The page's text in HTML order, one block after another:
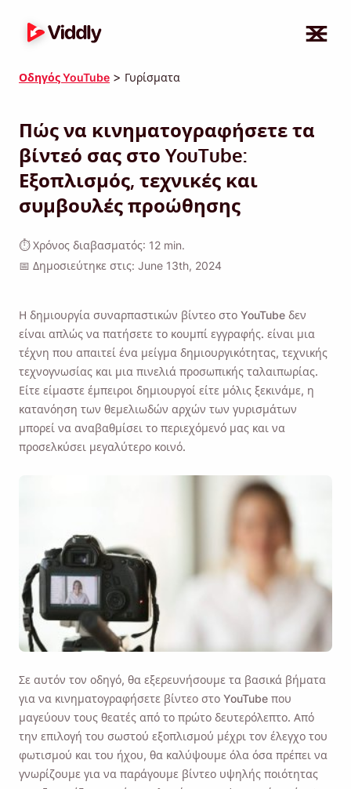
Οδηγός YouTube > Γυρίσματα
Πώς να κινηματογραφήσετε τα
βίντεό σας στο YouTube:
Εξοπλισμός, τεχνικές και
συμβουλές προώθησης
⏱ Χρόνος διαβασματός: 12 min.
📅 Δημοσιεύτηκε στις: June 13th, 2024
Η δημιουργία συναρπαστικών βίντεο στο YouTube δεν
είναι απλώς να πατήσετε το κουμπί εγγραφής. είναι μια
τέχνη που απαιτεί ένα μείγμα δημιουργικότητας, τεχνικής
τεχνογνωσίας και μια πινελιά προσωπικής ταλαιπωρίας.
Είτε είμαστε έμπειροι δημιουργοί είτε μόλις ξεκινάμε, η
κατανόηση των θεμελιωδών αρχών των γυρισμάτων
μπορεί να αναβαθμίσει το περιεχόμενό μας και να
προσελκύσει μεγαλύτερο κοινό.
Σε αυτόν τον οδηγό, θα εξερευνήσουμε τα βασικά βήματα
για να κινηματογραφήσετε βίντεο στο YouTube που
μαγεύουν τους θεατές από το πρώτο δευτερόλεπτο. Από
την επιλογή του σωστού εξοπλισμού μέχρι τον έλεγχο του
φωτισμού και του ήχου, θα καλύψουμε όλα όσα πρέπει να
γνωρίζουμε για να παράγουμε βίντεο υψηλής ποιότητας